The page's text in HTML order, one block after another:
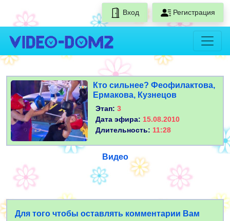
Вход Регистрация
Кто сильнее? Феофилактова,
Ермакова, Кузнецов
Этап: 3
Дата эфира: 15.08.2010
Длительность: 11:28
Видео
Для того чтобы оставлять комментарии Вам